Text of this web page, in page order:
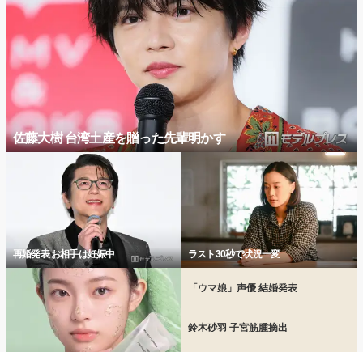
佐藤大樹 台湾土産を贈った先輩明かす
再婚発表 お相手は妊娠中 ラスト30秒で状況一変
「ウマ娘」声優 結婚発表
鈴木砂羽 子宮筋腫摘出